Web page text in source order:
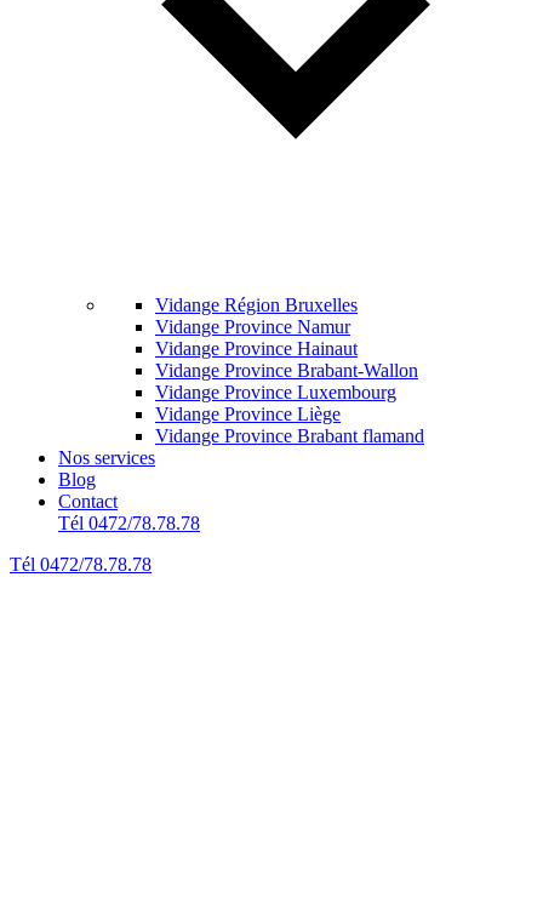
Vidange Région Bruxelles
Vidange Province Namur
Vidange Province Hainaut
Vidange Province Brabant-Wallon
Vidange Province Luxembourg
Vidange Province Liège
Vidange Province Brabant flamand
Nos services
Blog
Contact
Tél 0472/78.78.78
Tél 0472/78.78.78